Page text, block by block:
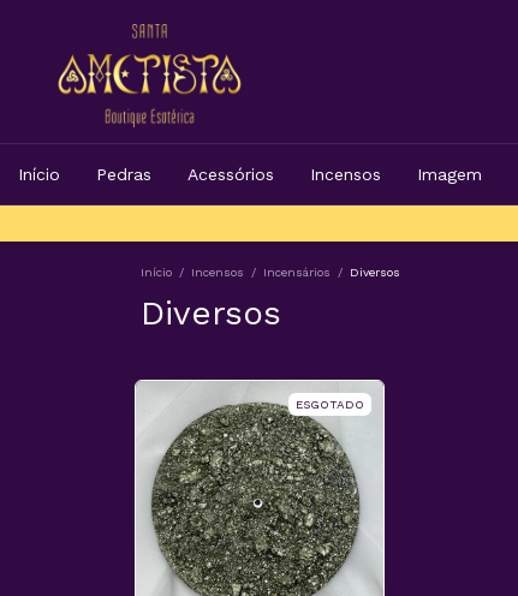
Início Pedras Acessórios Incensos Imagem
Início / Incensos / Incensários / Diversos
Diversos
ESGOTADO